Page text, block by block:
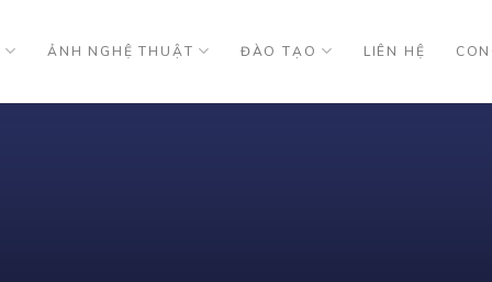
ẢNH NGHỆ THUẬT ĐÀO TẠO LIÊN HỆ